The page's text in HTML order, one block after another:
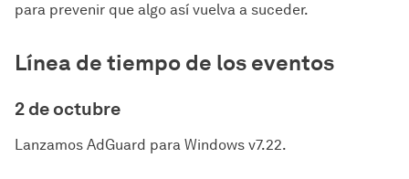
para prevenir que algo así vuelva a suceder.
Línea de tiempo de los eventos
2 de octubre
Lanzamos AdGuard para Windows v7.22.